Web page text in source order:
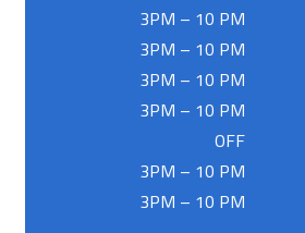
3PM – 10 PM
3PM – 10 PM
3PM – 10 PM
3PM – 10 PM
OFF
3PM – 10 PM
3PM – 10 PM